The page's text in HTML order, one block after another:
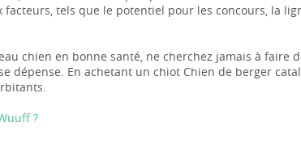
tels que le potentiel pour les concours, la
chien en bonne santé, ne cherchez jamais à faire
dépense. En achetant un chiot Chien de berger
?